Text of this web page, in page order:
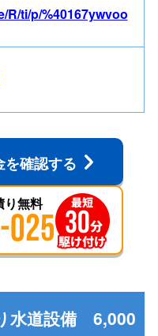
R/ti/p/%40167ywvoo
を確認する
り無料
025
水道設備 6,000